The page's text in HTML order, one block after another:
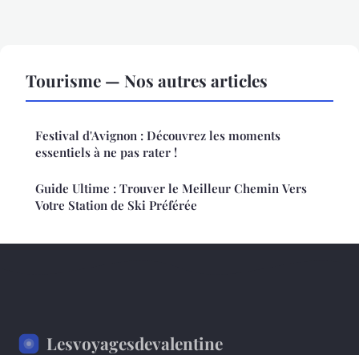
Tourisme — Nos autres articles
Festival d'Avignon : Découvrez les moments
essentiels à ne pas rater !
Guide Ultime : Trouver le Meilleur Chemin Vers
Votre Station de Ski Préférée
Lesvoyagesdevalentine